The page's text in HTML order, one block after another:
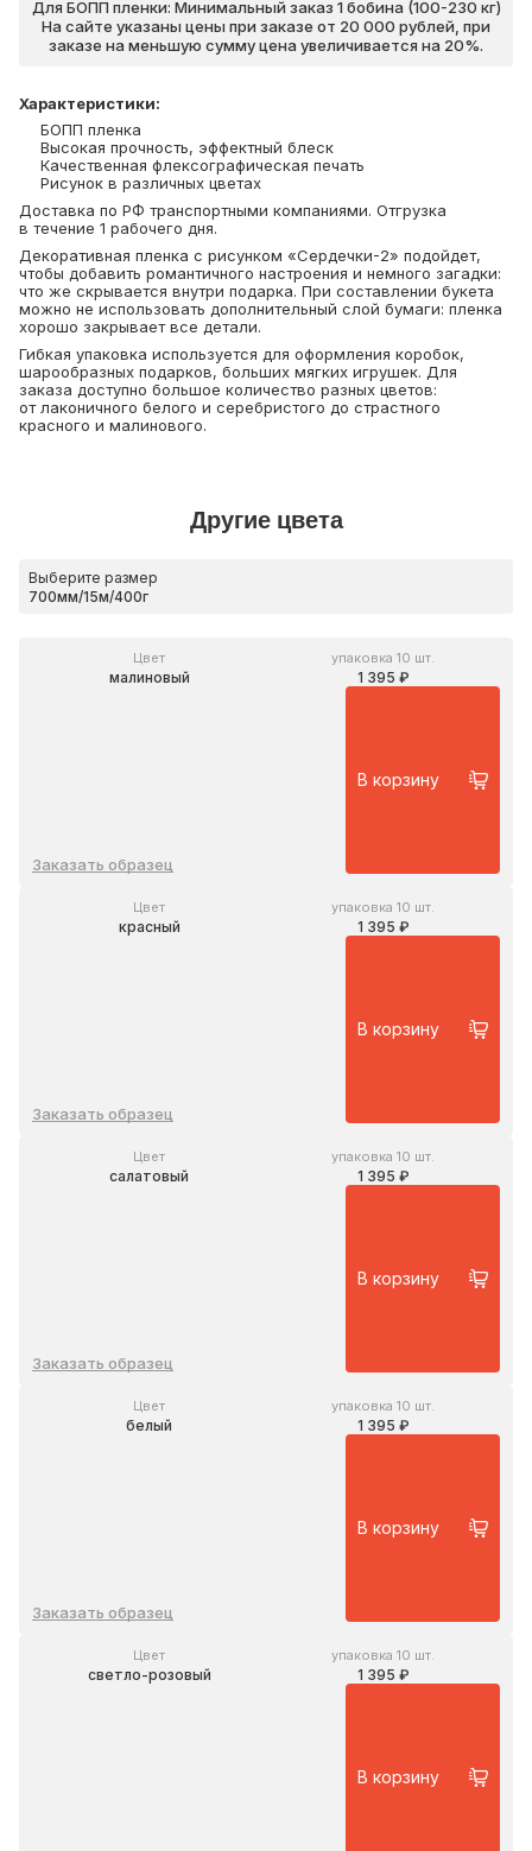
Для БОПП пленки: Минимальный заказ 1 бобина (100-230 кг)
На сайте указаны цены при заказе от 20 000 рублей, при
заказе на меньшую сумму цена увеличивается на 20%.
Характеристики:
БОПП пленка
Высокая прочность, эффектный блеск
Качественная флексографическая печать
Рисунок в различных цветах
Доставка по РФ транспортными компаниями. Отгрузка
в течение 1 рабочего дня.
Декоративная пленка с рисунком «Сердечки-2» подойдет,
чтобы добавить романтичного настроения и немного загадки:
что же скрывается внутри подарка. При составлении букета
можно не использовать дополнительный слой бумаги: пленка
хорошо закрывает все детали.
Гибкая упаковка используется для оформления коробок,
шарообразных подарков, больших мягких игрушек. Для
заказа доступно большое количество разных цветов:
от лаконичного белого и серебристого до страстного
красного и малинового.
Другие цвета
Выберите размер
Цвет
малиновый
упаковка 10 шт.
1 395 ₽
Заказать образец
В корзину
Цвет
красный
упаковка 10 шт.
1 395 ₽
Заказать образец
В корзину
Цвет
салатовый
упаковка 10 шт.
1 395 ₽
Заказать образец
В корзину
Цвет
белый
упаковка 10 шт.
1 395 ₽
Заказать образец
В корзину
Цвет
светло-розовый
упаковка 10 шт.
1 395 ₽
В корзину